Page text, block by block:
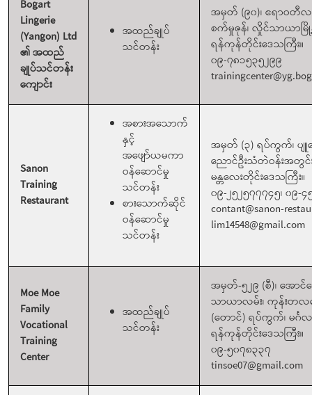
Bogart
Lingerie
(Yangon) Ltd
၏ အထည်
ချုပ်သင်တန်း
ကျောင်း
အထည်ချုပ်
သင်တန်း
အမှတ် (၉၀)၊ ဧရာဝတီ
စက်မှုဇုန်၊ လှိုင်သာယာမ
ရန်ကုန်တိုင်းဒေသကြီး။
၀၉-၇၈၁၅၃၅၂၉၉
Sanon
Training
Restaurant
အစားအသောက်
နှင့်
အဖျော်ယမကာ
ဝန်ဆောင်မှု
သင်တန်း
စားသောက်ဆိုင်
ဝန်ဆောင်မှု
သင်တန်း
အမှတ် (၃) ရပ်ကွက်၊ ပျူ
ညောင်ဦးသံတဲဝန်းအတွင်း
မန္တလေးတိုင်းဒေသကြီး။
၀၉-၂၅၂၅၇၇၇၄၅၊ ၀၉-
contant@sanon-
lim14548@gmail.com
Moe Moe
Family
Vocational
Training
Center
အထည်ချုပ်
သင်တန်း
အမှတ်-၅၂၉ (စီ)၊ အောင်မ
သာယာလမ်း၊ ကုန်းတလ
(တောင်) ရပ်ကွက်၊ မင်္ဂ
ရန်ကုန်တိုင်းဒေသကြီး။
၀၉-၅၀၇၈၃၃၇
tinsoe07@gmail.com